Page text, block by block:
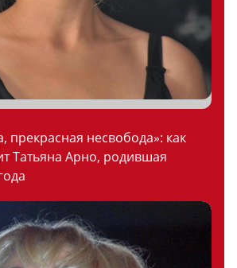
прекрасная несвобода»: как
Татьяна Арно, родившая